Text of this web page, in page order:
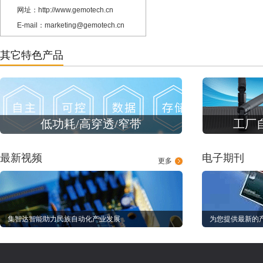
网址：http://www.gemotech.cn
E-mail：marketing@gemotech.cn
其它特色产品
低功耗/高穿透/窄带 工厂
更多
最新视频
集智达智能助力民族自动化产业发展
电子期刊
为您提供最新的